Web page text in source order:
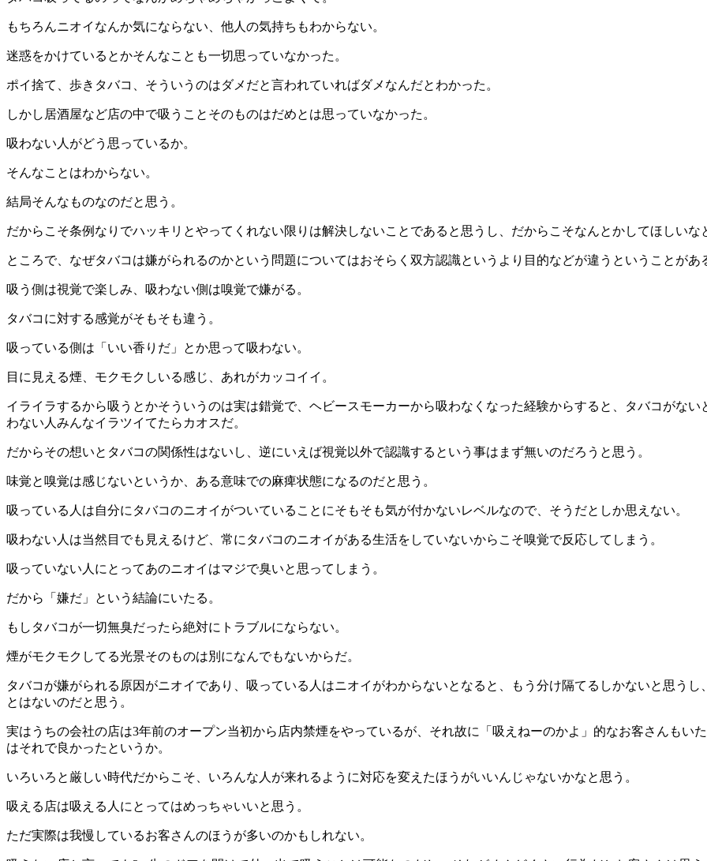
もちろんニオイなんか気にならない、他人の気持ちもわからない。
迷惑をかけているとかそんなことも一切思っていなかった。
ポイ捨て、歩きタバコ、そういうのはダメだと言われていればダメなんだとわかった。
しかし居酒屋など店の中で吸うことそのものはだめとは思っていなかった。
吸わない人がどう思っているか。
そんなことはわからない。
結局そんなものなのだと思う。
だからこそ条例なりでハッキリとやってくれない限りは解決しないことであると思うし、だからこそなんとかしてほしいな
ところで、なぜタバコは嫌がられるのかという問題についてはおそらく双方認識というより目的などが違うということがあ
吸う側は視覚で楽しみ、吸わない側は嗅覚で嫌がる。
タバコに対する感覚がそもそも違う。
吸っている側は「いい香りだ」とか思って吸わない。
目に見える煙、モクモクしいる感じ、あれがカッコイイ。
イライラするから吸うとかそういうのは実は錯覚で、ヘビースモーカーから吸わなくなった経験からすると、タバコがな
わない人みんなイラツイてたらカオスだ。
だからその想いとタバコの関係性はないし、逆にいえば視覚以外で認識するという事はまず無いのだろうと思う。
味覚と嗅覚は感じないというか、ある意味での麻痺状態になるのだと思う。
吸っている人は自分にタバコのニオイがついていることにそもそも気が付かないレベルなので、そうだとしか思えない。
吸わない人は当然目でも見えるけど、常にタバコのニオイがある生活をしていないからこそ嗅覚で反応してしまう。
吸っていない人にとってあのニオイはマジで臭いと思ってしまう。
だから「嫌だ」という結論にいたる。
もしタバコが一切無臭だったら絶対にトラブルにならない。
煙がモクモクしてる光景そのものは別になんでもないからだ。
タバコが嫌がられる原因がニオイであり、吸っている人はニオイがわからないとなると、もう分け隔てるしかないと思う
とはないのだと思う。
実はうちの会社の店は3年前のオープン当初から店内禁煙をやっているが、それ故に「吸えねーのかよ」的なお客さんもい
はそれで良かったというか。
いろいろと厳しい時代だからこそ、いろんな人が来れるように対応を変えたほうがいいんじゃないかなと思う。
吸える店は吸える人にとってはめっちゃいいと思う。
ただ実際は我慢しているお客さんのほうが多いのかもしれない。